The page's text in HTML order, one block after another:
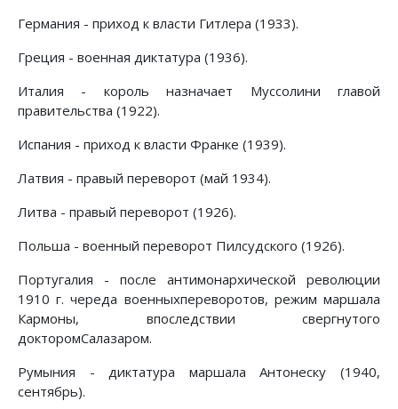
Германия - приход к власти Гитлера (1933).
Греция - военная диктатура (1936).
Италия - король назначает Муссолини главой
правительства (1922).
Испания - приход к власти Франке (1939).
Латвия - правый переворот (май 1934).
Литва - правый переворот (1926).
Польша - военный переворот Пилсудского (1926).
Португалия - после антимонархической революции
1910 г. череда военныхпереворотов, режим маршала
Кармоны, впоследствии свергнутого
докторомСалазаром.
Румыния - диктатура маршала Антонеску (1940,
сентябрь).